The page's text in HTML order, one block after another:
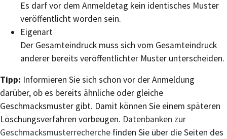
Es darf vor dem Anmeldetag kein identisches Muster
veröffentlicht worden sein.
Eigenart
Der Gesamteindruck muss sich vom Gesamteindruck
anderer bereits veröffentlichter Muster unterscheiden.
Tipp: Informieren Sie sich schon vor der Anmeldung
darüber, ob es bereits ähnliche oder gleiche
Geschmacksmuster gibt. Damit können Sie einem späteren
Löschungsverfahren vorbeugen. Datenbanken zur
Geschmacksmusterrecherche finden Sie über die Seiten des